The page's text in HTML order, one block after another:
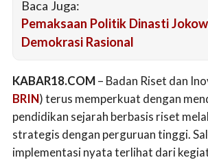
Baca Juga:
Pemaksaan Politik Dinasti
Demokrasi Rasional
KABAR18.COM– Badan Riset dan
BRIN) terus memperkuat dengan
pendidikan sejarah berbasis riset
strategis dengan perguruan tinggi.
implementasi nyata terlihat dari